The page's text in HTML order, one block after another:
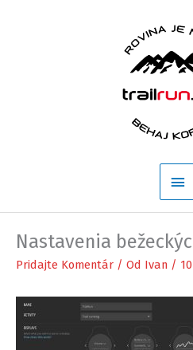
Nastavenia
Pridajte Komentár / Od Ivan /